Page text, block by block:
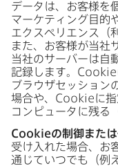
データは、​お客様を​
マーケティング目的
エクスペリエンス​（​
また、​お客様が​当社
当社の​サーバーは​自
記録します。 Cookie
ブラウザセッション
場合や、 Cookieに​
コンピュータに​残る​
Cookieの​制御または​
受け入れた​場合、​お
通じていつでも​（例